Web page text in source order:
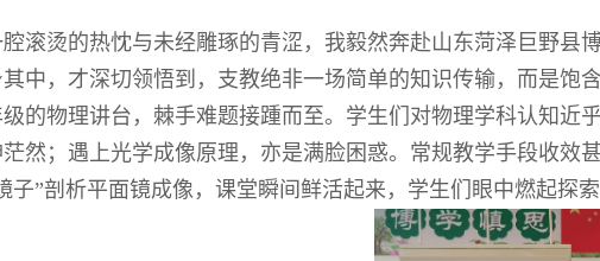
滚烫的热忱与未经雕琢的青涩，我毅然奔赴山东菏泽巨野
中，才深切领悟到，支教绝非一场简单的知识传输，而是饱
的物理讲台，棘手难题接踵而至。学生们对物理学科认知
然；遇上光学成像原理，亦是满脸困惑。常规教学手段收效
子”剖析平面镜成像，课堂瞬间鲜活起来，学生们眼中燃起探索